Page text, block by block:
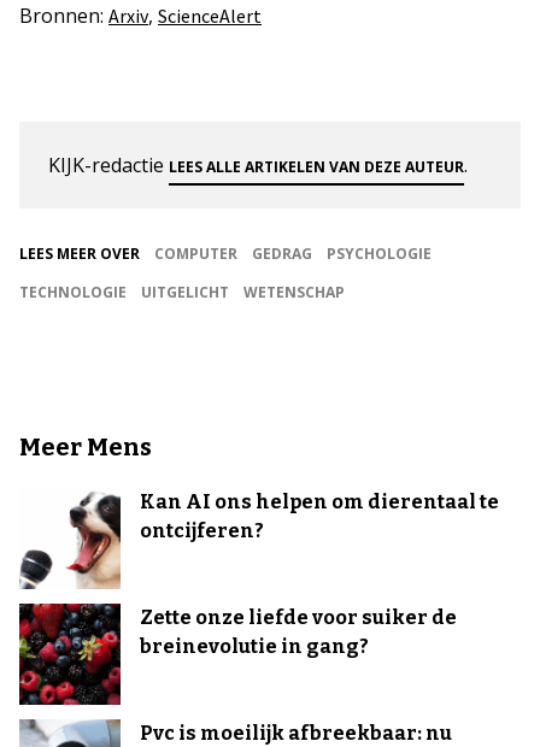
Bronnen: Arxiv, ScienceAlert
KIJK-redactie LEES ALLE ARTIKELEN VAN DEZE AUTEUR.
LEES MEER OVER COMPUTER GEDRAG
PSYCHOLOGIE
TECHNOLOGIE
UITGELICHT WETENSCHAP
Meer Mens
Kan AI ons helpen om dierentaal te
ontcijferen?
Zette onze liefde voor suiker de
breinevolutie in gang?
Pvc is moeilijk afbreekbaar: nu